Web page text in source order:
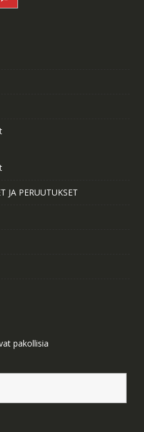
JA PERUUTUKSET
pakollisia